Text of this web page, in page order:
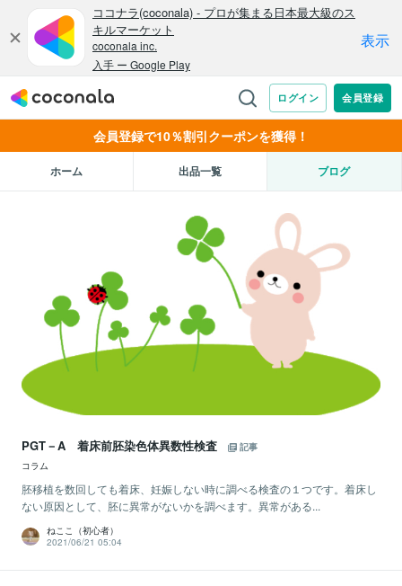
会員登録で10％割引クーポンを獲得！
ホーム 出品一覧 ブログ
PGT－A 着床前胚染色体異数性検査
記事
コラム
胚移植を数回しても着床、妊娠しない時に調べる検査の１つです。着床し
ない原因として、胚に異常がないかを調べます。異常がある...
ねここ（初心者）
2021/06/21 05:04